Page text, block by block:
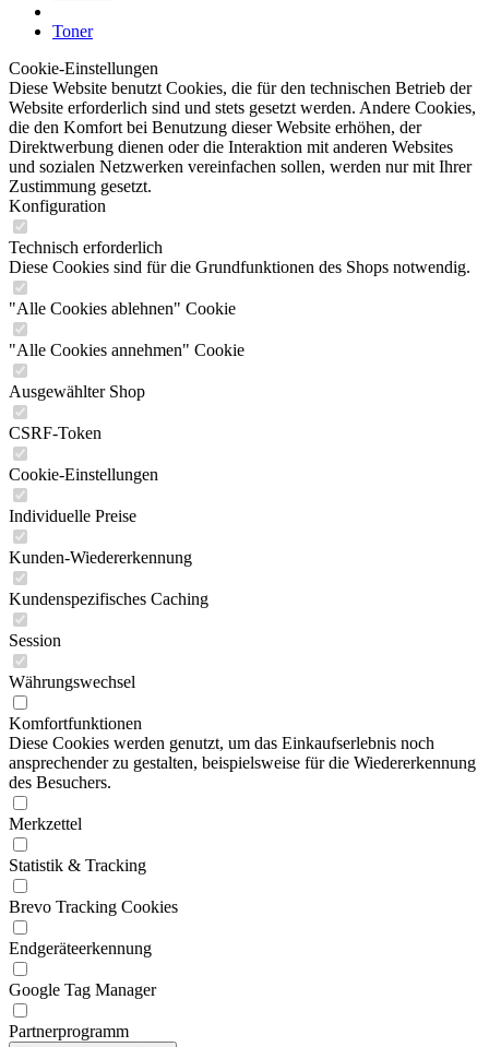
Toner
Cookie-Einstellungen
Diese Website benutzt Cookies, die für den technischen Betrieb der
Website erforderlich sind und stets gesetzt werden. Andere Cookies,
die den Komfort bei Benutzung dieser Website erhöhen, der
Direktwerbung dienen oder die Interaktion mit anderen Websites
und sozialen Netzwerken vereinfachen sollen, werden nur mit Ihrer
Zustimmung gesetzt.
Konfiguration
Technisch erforderlich
Diese Cookies sind für die Grundfunktionen des Shops notwendig.
"Alle Cookies ablehnen" Cookie
"Alle Cookies annehmen" Cookie
Ausgewählter Shop
CSRF-Token
Cookie-Einstellungen
Individuelle Preise
Kunden-Wiedererkennung
Kundenspezifisches Caching
Session
Währungswechsel
Komfortfunktionen
Diese Cookies werden genutzt, um das Einkaufserlebnis noch
ansprechender zu gestalten, beispielsweise für die Wiedererkennung
des Besuchers.
Merkzettel
Statistik & Tracking
Brevo Tracking Cookies
Endgeräteerkennung
Google Tag Manager
Partnerprogramm